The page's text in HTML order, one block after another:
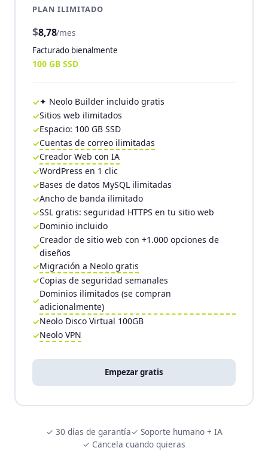
PLAN ILIMITADO
$8,78/mes
Facturado bienalmente
100 GB SSD
✦ Neolo Builder incluido gratis
Sitios web ilimitados
Espacio: 100 GB SSD
Cuentas de correo ilimitadas
Creador Web con IA
WordPress en 1 clic
Bases de datos MySQL ilimitadas
Ancho de banda ilimitado
SSL gratis: seguridad HTTPS en tu sitio web
Dominio incluido
Creador de sitio web con +1.000 opciones de
diseños
Migración a Neolo gratis
Copias de seguridad semanales
Dominios ilimitados (se compran
adicionalmente)
Neolo Disco Virtual 100GB
Neolo VPN
Empezar gratis
✓ 30 días de garantía✓ Soporte humano + IA
✓ Cancela cuando quieras